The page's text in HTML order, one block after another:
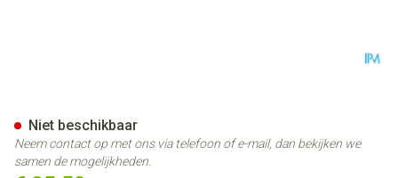
Niet beschikbaar
Neem contact op met ons via telefoon of e-mail, dan bekijken we
samen de mogelijkheden.